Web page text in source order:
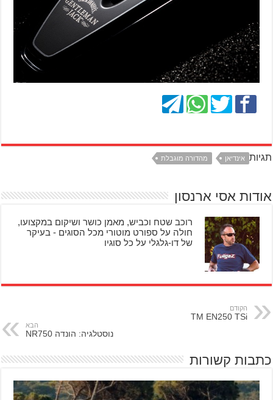
תגיות אינדיאן מהדורה מוגבלת
אודות אסי ארנסון
רוכב שטח וכביש, מאמן כושר ושיקום במקצועו,
חולה על ספורט מוטורי מכל הסוגים - בעיקר
של דו-גלגלי על כל סוגיו
הקודם
TM EN250 TSi
הבא
נוסטלגיה: הונדה NR750
כתבות קשורות